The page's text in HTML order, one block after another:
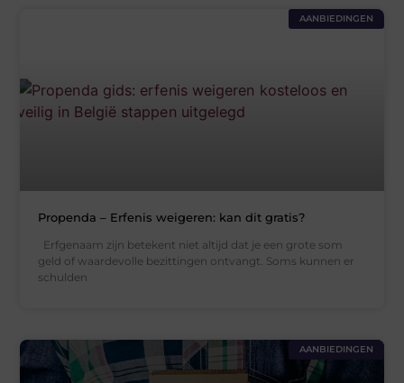
AANBIEDINGEN
Propenda – Erfenis weigeren: kan dit gratis?
Erfgenaam zijn betekent niet altijd dat je een grote som
geld of waardevolle bezittingen ontvangt. Soms kunnen er
schulden
AANBIEDINGEN